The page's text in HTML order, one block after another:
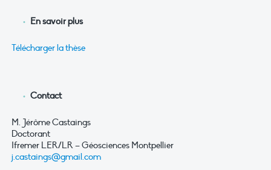
En savoir plus
Télécharger la thèse
Contact
M. Jérôme Castaings
Doctorant
Ifremer LER/LR – Géosciences Montpellier
j.castaings@gmail.com